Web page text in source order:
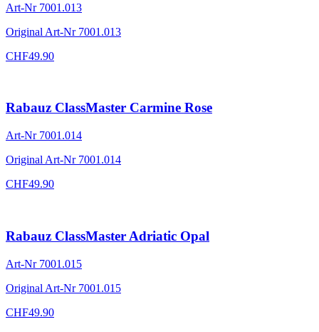
Art-Nr 7001.013
Original Art-Nr 7001.013
CHF49.90
Rabauz ClassMaster Carmine Rose
Art-Nr 7001.014
Original Art-Nr 7001.014
CHF49.90
Rabauz ClassMaster Adriatic Opal
Art-Nr 7001.015
Original Art-Nr 7001.015
CHF49.90